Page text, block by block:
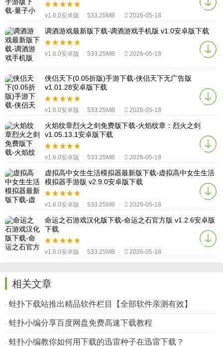
v1.6.0安卓版 533.25MB 2026-05-18
调酒游戏最新版下载-调酒游戏手机版 v1.0安卓版下载
v1.6.0安卓版 533.25MB 2026-05-18
侠侣天下(0.05折版)手游下载-侠侣天下无广告版
v1.01.28安卓版下载
v1.6.0安卓版 533.25MB 2026-05-18
火焰纹章烈火之剑免费版下载-火焰纹章：烈火之剑
v1.05.13.1安卓版下载
v1.6.0安卓版 533.25MB 2026-05-18
虚拟高中女生生活模拟器最新版下载-虚拟高中女生生活
模拟器手游版 v2.9.0安卓版下载
v1.6.0安卓版 533.25MB 2026-05-18
命运之石游戏汉化版下载-命运之石官方版 v1.2.6安卓版
下载
v1.6.0安卓版 533.25MB 2026-05-18
相关文章
蛙扑下载站推出精品软件栏目【全部软件亲测有效】
蛙扑小编分享百度网盘免费高速下载教程
蛙扑小编教你如何用下载的迅雷种子在迅雷下载？